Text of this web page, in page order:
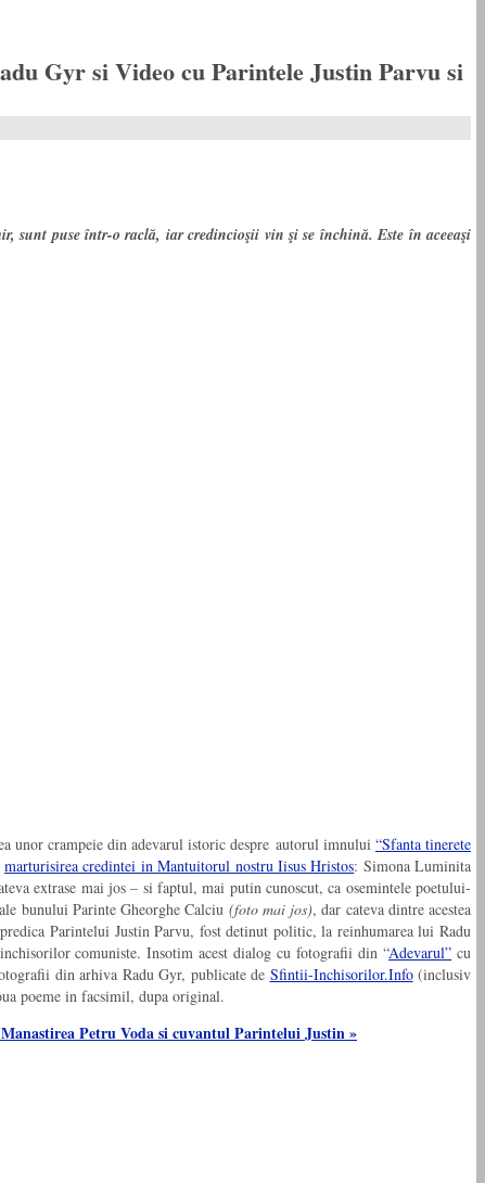
Gyr si Video cu Parintele Justin Parvu si
sunt puse într-o raclă, iar credincioşii vin şi se închină. Este în aceeaşi
unor crampeie din adevarul istoric despre autorul imnului “Sfanta tinerete
marturisirea credintei in Mantuitorul nostru Iisus Hristos: Simona Luminita
extrase mai jos – si faptul, mai putin cunoscut, ca osemintele poetului-
bunului Parinte Gheorghe Calciu (foto mai jos), dar cateva dintre acestea
Parintelui Justin Parvu, fost detinut politic, la reinhumarea lui Radu
comuniste. Insotim acest dialog cu fotografii din “Adevarul” cu
din arhiva Radu Gyr, publicate de Sfintii-Inchisorilor.Info(inclusiv
poeme in facsimil, dupa original.
Petru Voda si cuvantul Parintelui Justin »